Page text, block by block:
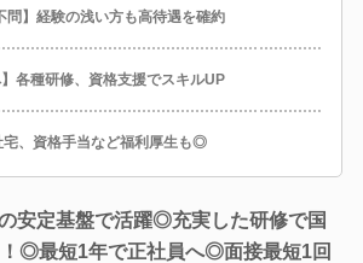
問】経験の浅い方も高待遇を確約
】各種研修、資格支援でスキルUP
宅、資格手当など福利厚生も◎
安定基盤で活躍◎充実した研修で国
◎最短1年で正社員へ◎面接最短1回